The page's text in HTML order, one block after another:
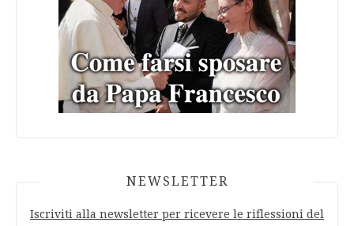
NEWSLETTER
Iscriviti alla newsletter per ricevere le riflessioni del